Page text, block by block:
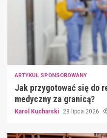
ARTYKUŁ SPONSOROWANY
Jak przygotować się do
medyczny za granicą?
Karol Kucharski 28 lipca 2026